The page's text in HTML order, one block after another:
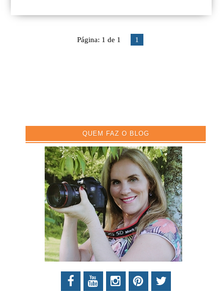
Página: 1 de 1 1
QUEM FAZ O BLOG